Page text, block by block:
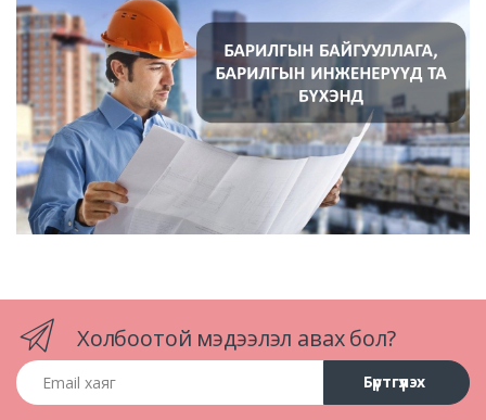
Холбоотой мэдээлэл авах бол?
Email хаяг
Бүртгүүлэх